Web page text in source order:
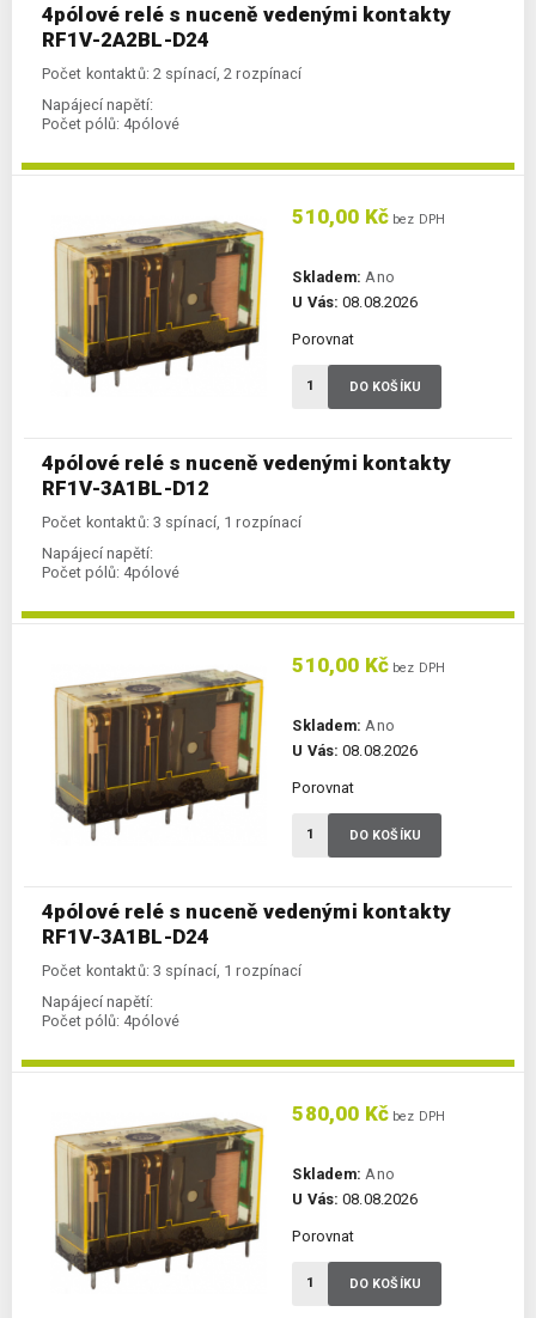
4pólové relé s nuceně vedenými kontakty
RF1V-2A2BL-D24
Počet kontaktů: 2 spínací, 2 rozpínací
Napájecí napětí:
Počet pólů: 4pólové
4pólové relé s nuceně vedenými kontakty
RF1V-3A1BL-D12
Počet kontaktů: 3 spínací, 1 rozpínací
Napájecí napětí:
Počet pólů: 4pólové
510,00 Kč bez DPH
Skladem: Ano
U Vás: 08.08.2026
Porovnat
DO KOŠÍKU
4pólové relé s nuceně vedenými kontakty
RF1V-3A1BL-D24
Počet kontaktů: 3 spínací, 1 rozpínací
Napájecí napětí:
Počet pólů: 4pólové
510,00 Kč bez DPH
Skladem: Ano
U Vás: 08.08.2026
Porovnat
DO KOŠÍKU
580,00 Kč bez DPH
Skladem: Ano
U Vás: 08.08.2026
Porovnat
DO KOŠÍKU